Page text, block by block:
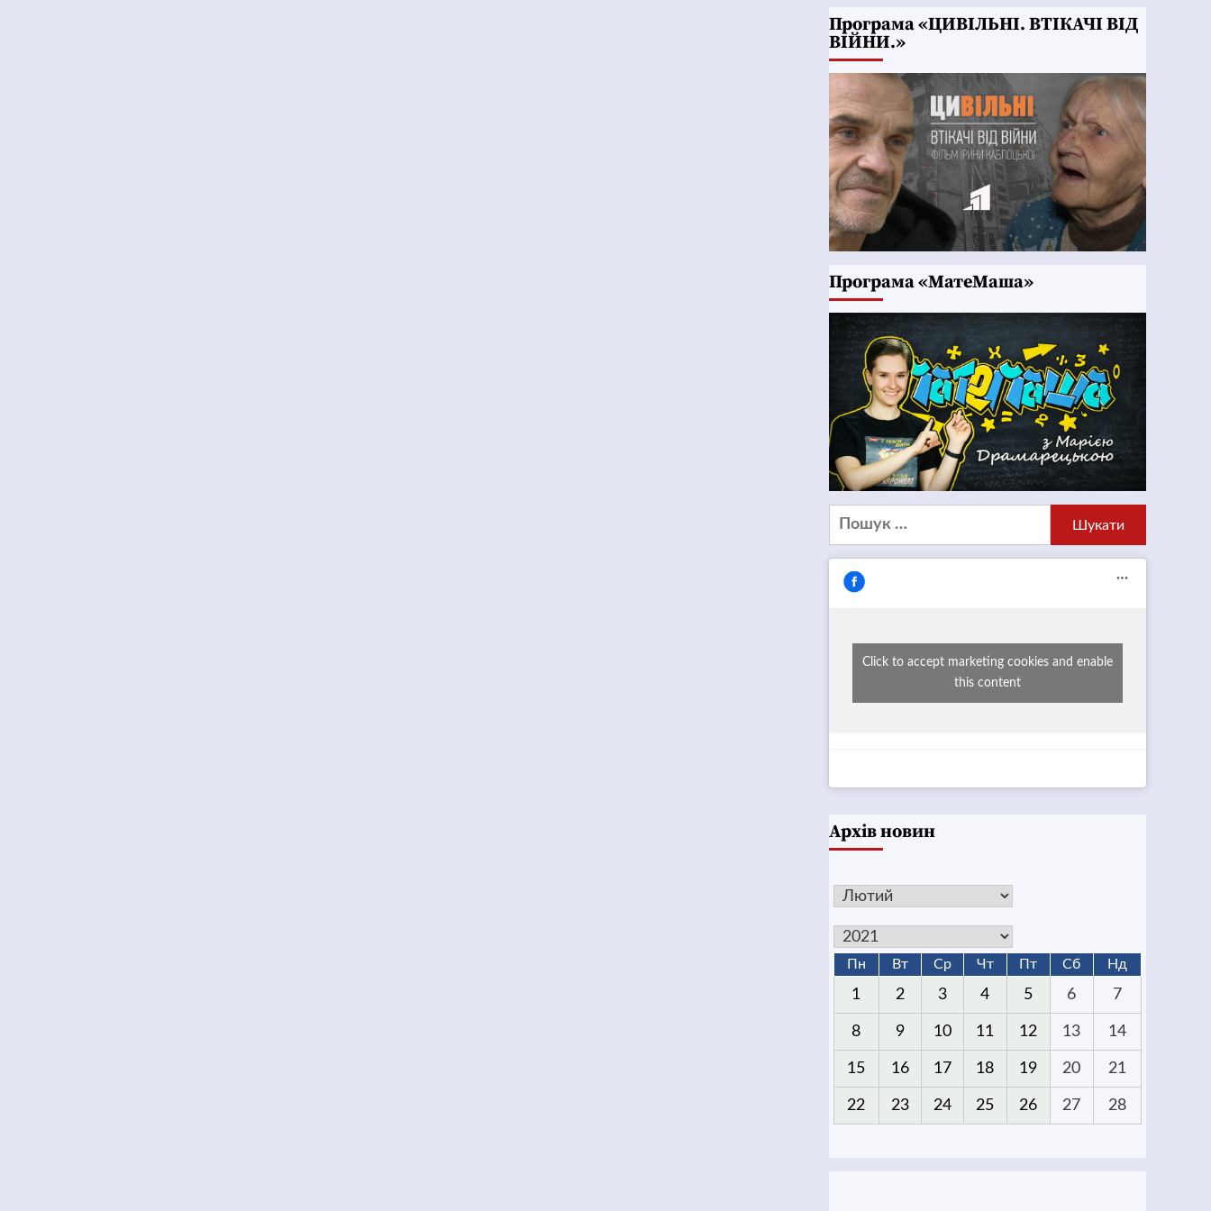
Програма «ЦИВІЛЬНІ. ВТІКАЧІ ВІД
ВІЙНИ.»
Програма «МатеМаша»
Пошук:
Click to accept marketing cookies and enable
this content
Архів новин
Пн Вт Ср Чт Пт Сб Нд
1 2 3 4 5 6 7
8 9 10 11 12 13 14
15 16 17 18 19 20 21
22 23 24 25 26 27 28